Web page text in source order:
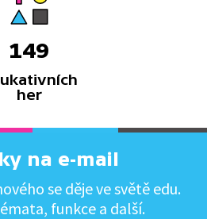
149
her
na e-mail
se děje ve světě edu.
funkce a další.